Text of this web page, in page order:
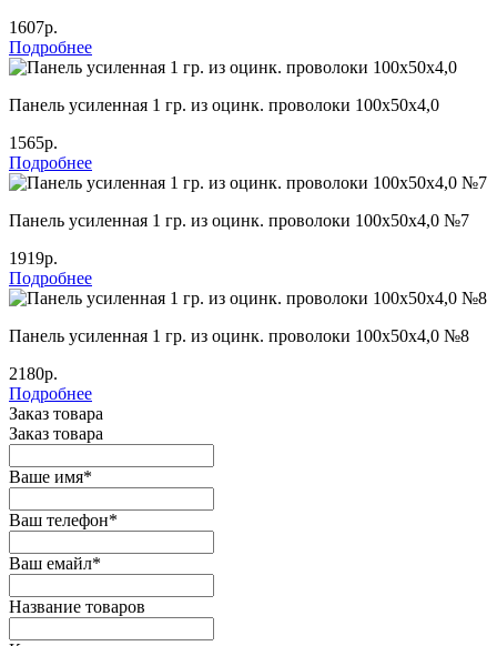
1607р.
Подробнее
Панель усиленная 1 гр. из оцинк. проволоки 100х50х4,0
1565р.
Подробнее
Панель усиленная 1 гр. из оцинк. проволоки 100х50х4,0 №7
1919р.
Подробнее
Панель усиленная 1 гр. из оцинк. проволоки 100х50х4,0 №8
2180р.
Подробнее
Заказ товара
Заказ товара
Ваше имя*
Ваш телефон*
Ваш емайл*
Название товаров